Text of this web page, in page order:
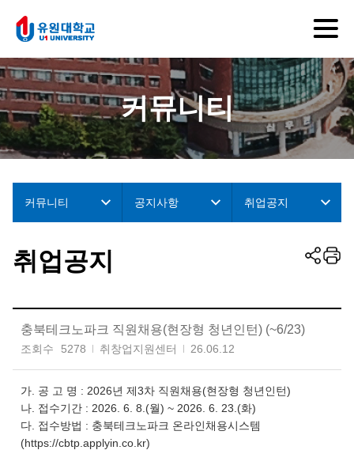
커뮤니티
커뮤니티 공지사항 취업공지
취업공지
충북테크노파크 직원채용(현장형 청년인턴) (~6/23)
조회수 5278 취창업지원센터 26.06.12
가. 공 고 명 : 2026년 제3차 직원채용(현장형 청년인턴)
나. 접수기간 : 2026. 6. 8.(월) ~ 2026. 6. 23.(화)
다. 접수방법 : 충북테크노파크 온라인채용시스템
(https://cbtp.applyin.co.kr)